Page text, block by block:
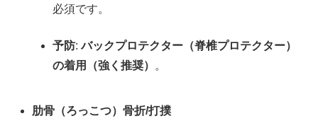
必須です。
予防:バックプロテクター（脊椎プロテクター）
の着用（強く推奨） 。
肋骨（ろっこつ）骨折/打撲